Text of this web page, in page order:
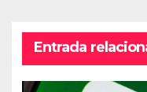
Entrada